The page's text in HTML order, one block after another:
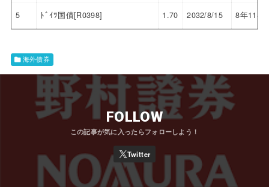
5 ﾄﾞｲﾂ国債[R0398] 1.70 2032/8/15 8年11ヶ
海外債券
FOLLOW